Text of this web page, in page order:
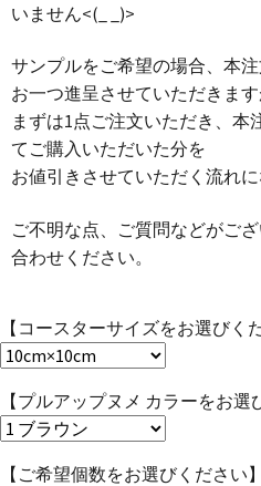
いません<(_ _)>
サンプルをご希望の場合、本
お一つ進呈させていただきます
まずは1点ご注文いただき、本
てご購入いただいた分を
お値引きさせていただく流れに
ご不明な点、ご質問などがご
合わせください。
【コースターサイズをお選びく
【プルアップヌメ カラーをお選
【ご希望個数をお選びください】